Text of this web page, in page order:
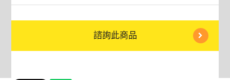
諮詢此商品